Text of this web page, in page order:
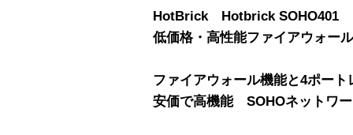
HotBrick Hotbrick SOHO401
低価格・高性能ファイアウォー
ファイアウォール機能と4ポー
安価で高機能 SOHOネットワ